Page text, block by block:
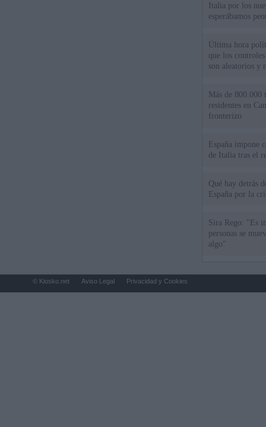
Italia por los
esperábamos
Última hora
que los
son aleatorios y
Más de 800.000
residentes en
fronterizo
España impone
de Italia tras el
Qué hay detrás
España por la
Sira Rego: "Es
personas se
algo"
© Kiosko.net Aviso Legal Privacidad y Cookies